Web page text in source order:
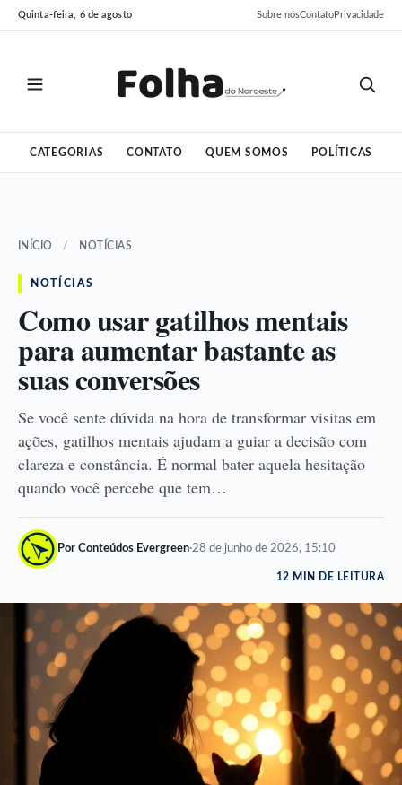
Pular
para
Pular
para
Quinta-feira, 6 de agosto Sobre nósContatoPrivacidade
CATEGORIAS CONTATO QUEM SOMOS POLÍTICAS
INÍCIO / NOTÍCIAS
NOTÍCIAS
Como usar gatilhos mentais
para aumentar bastante as
suas conversões
Se você sente dúvida na hora de transformar visitas em
ações, gatilhos mentais ajudam a guiar a decisão com
clareza e constância. É normal bater aquela hesitação
quando você percebe que tem…
Por Conteúdos Evergreen·28 de junho de 2026, 15:10
12 MIN DE LEITURA